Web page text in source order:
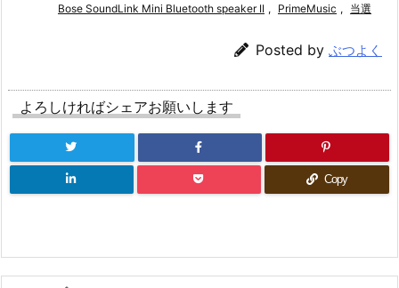
Bose SoundLink Mini Bluetooth speaker II , PrimeMusic , 当選
Posted by ぶつよく
よろしければシェアお願いします
Copy